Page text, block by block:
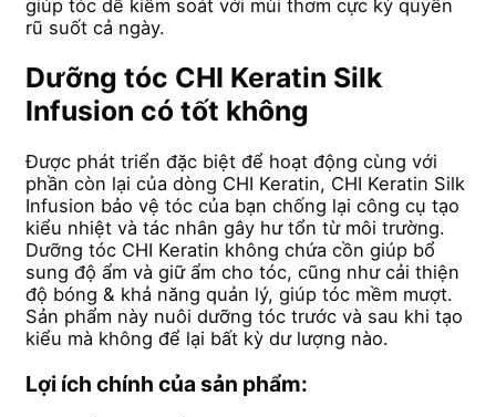
giúp tóc dễ kiểm soát với mùi thơm cực kỳ quyến
rũ suốt cả ngày.
Dưỡng tóc CHI Keratin Silk
Infusion có tốt không
Được phát triển đặc biệt để hoạt động cùng với
phần còn lại của dòng CHI Keratin, CHI Keratin Silk
Infusion bảo vệ tóc của bạn chống lại công cụ tạo
kiểu nhiệt và tác nhân gây hư tổn từ môi trường.
Dưỡng tóc CHI Keratin không chứa cồn giúp bổ
sung độ ẩm và giữ ẩm cho tóc, cũng như cải thiện
độ bóng & khả năng quản lý, giúp tóc mềm mượt.
Sản phẩm này nuôi dưỡng tóc trước và sau khi tạo
kiểu mà không để lại bất kỳ dư lượng nào.
Lợi ích chính của sản phẩm: